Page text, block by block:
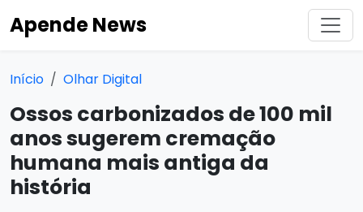
Apende News
Início Olhar Digital
Ossos carbonizados de 100 mil
anos sugerem cremação
humana mais antiga da
história